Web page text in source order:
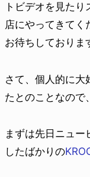
トビデオを見た
店にやってきてく
お待ちしておりま
さて、個人的に大
たとのことなので
まずは先日ニュ
したばかりの